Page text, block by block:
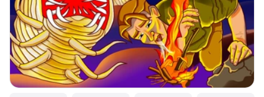
un véritable paradis pour ses résidents les plus privilégiés.
On y trouvait d’opulents bungalows, des vitraux importés d’Italie,
de splendides jardins, des courts de tennis et même des piscines.
Peu après la fermeture du complexe en 1937, un puissant
tremblement de terre a frappé l’île. Il a causé énormément
de dégâts, et l’a rendue inhabitable. L’île est maintenant sous
administration indienne et n’est plus qu’une attraction touristique
pour ceux qui s’intéressent aux villes fantômes.